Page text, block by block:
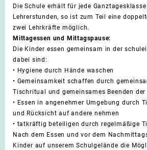
Die Schule erhält für jede
Lehrerstunden, so ist zum Teil eine
zwei Lehrkräfte möglich.
Mittagessen und Mittagspause:
Die Kinder essen gemeinsam in der
dabei sind:
• Hygiene durch Hände waschen
• Gemeinsamkeit schaffen durch
Tischritual und gemeinsames Beenden der
• Essen in angenehmer Umgebung durch
und Rücksicht auf andere nehmen
• tatkräftig beteiligen durch regelmäßige
Nach dem Essen und vor dem
Kinder auf unserem Schulgelände die